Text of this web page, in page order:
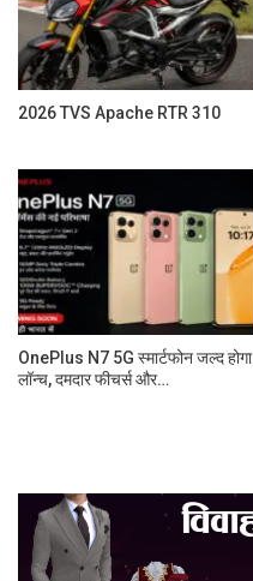
2026 TVS Apache RTR 310
OnePlus N7 5G स्मार्टफोन जल्द होगा
लॉन्च, दमदार फीचर्स और…